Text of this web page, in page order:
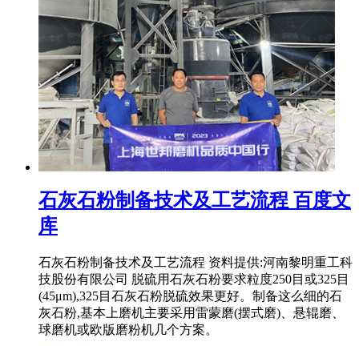
石灰石粉制备技术及工艺流程 百度文
库
石灰石粉制备技术及工艺流程 资料提供:河南黎明重工科
技股份有限公司 脱硫用石灰石粉要求粒度250目或325目
(45μm),325目石灰石粉脱硫效果更好。制备这么细的石
灰石粉,基本上磨机主要采用雷蒙磨(摆式磨)、悬辊磨、
球磨机或欧版磨粉机几个方案。